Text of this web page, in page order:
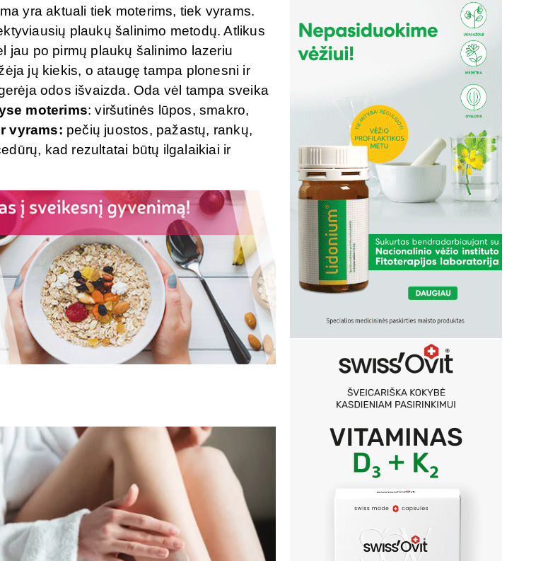
yra aktuali tiek moterims, tiek vyrams.
plaukų šalinimo metodų. Atlikus
jau po pirmų plaukų šalinimo lazeriu
jų kiekis, o ataugę tampa plonesni ir
odos išvaizda. Oda vėl tampa sveika
moterims: viršutinės lūpos, smakro,
vyrams: pečių juostos, pažastų, rankų,
kad rezultatai būtų ilgalaikiai ir